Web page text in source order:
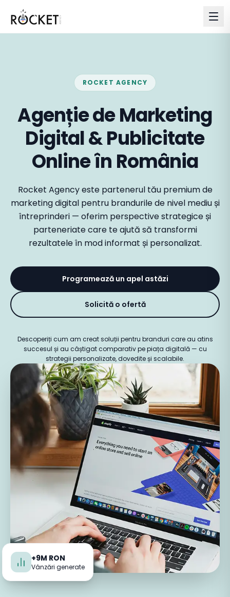
ROCKET AGENCY
Agenție de Marketing
Digital & Publicitate
Online în România
Rocket Agency este partenerul tău premium de
marketing digital pentru brandurile de nivel mediu și
întreprinderi — oferim perspective strategice și
parteneriate care te ajută să transformi
rezultatele în mod informat și personalizat.
Programează un apel astăzi
Solicită o ofertă
Descoperiți cum am creat soluții pentru branduri care au atins
succesul și au câștigat comparativ pe piața digitală — cu
strategii personalizate, dovedite și scalabile.
+9M RON
Vânzări generate